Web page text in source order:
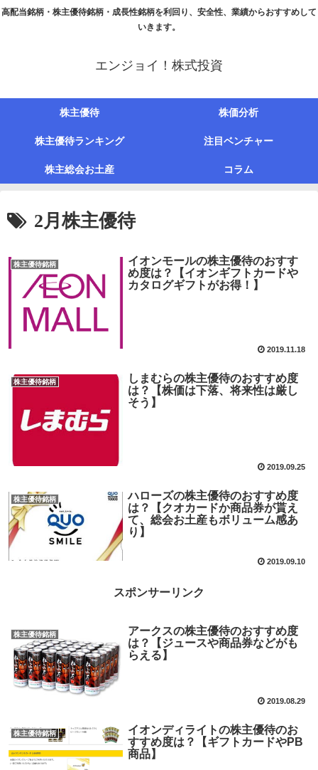
高配当銘柄・株主優待銘柄・成長性銘柄を利回り、安全性、業績からおすすめして
いきます。
エンジョイ！株式投資
株主優待 株価分析
株主優待ランキング 注目ベンチャー
株主総会お土産 コラム
2月株主優待
株主優待銘柄
イオンモールの株主優待のおすす
め度は？【イオンギフトカードや
カタログギフトがお得！】
2019.11.18
株主優待銘柄
しまむらの株主優待のおすすめ度
は？【株価は下落、将来性は厳し
そう】
2019.09.25
株主優待銘柄
ハローズの株主優待のおすすめ度
は？【クオカードか商品券が貰え
て、総会お土産もボリューム感あ
り】
2019.09.10
スポンサーリンク
株主優待銘柄
アークスの株主優待のおすすめ度
は？【ジュースや商品券などがも
らえる】
2019.08.29
株主優待銘柄
イオンディライトの株主優待のお
すすめ度は？【ギフトカードやPB
商品】